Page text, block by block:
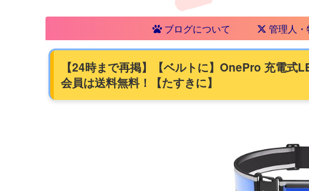
ブログについて 管理人
【24時まで再掲】【ベルトに】OnePro 充電
会員は送料無料！【たすきに】